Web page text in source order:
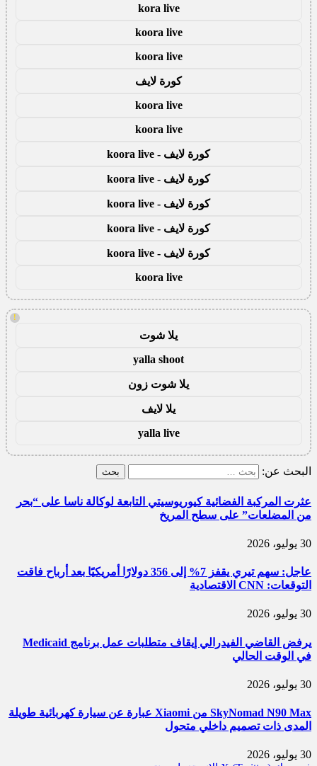
kora live
koora live
koora live
كورة لايف
koora live
koora live
كورة لايف - koora live
كورة لايف - koora live
كورة لايف - koora live
كورة لايف - koora live
كورة لايف - koora live
koora live
!
يلا شوت
yalla shoot
يلا شوت زون
يلا لايف
yalla live
البحث عن:
عثرت المركبة الفضائية كيوريوسيتي التابعة لوكالة ناسا على “بحر
من المضلعات” على سطح المريخ
30 يوليو، 2026
عاجل: سهم تيري يقفز 7% إلى 356 دولارًا أمريكيًا بعد أرباح فاقت
التوقعات: CNN الاقتصادية
30 يوليو، 2026
يرفض القاضي الفيدرالي إيقاف متطلبات عمل برنامج Medicaid
في الوقت الحالي
30 يوليو، 2026
SkyNomad N90 Max من Xiaomi عبارة عن سيارة كهربائية طويلة
المدى ذات تصميم داخلي متحول
30 يوليو، 2026